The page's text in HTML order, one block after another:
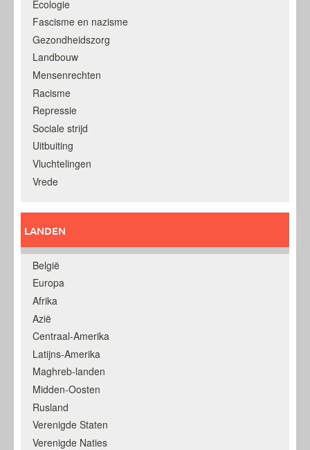
Ecologie
Fascisme en nazisme
Gezondheidszorg
Landbouw
Mensenrechten
Racisme
Repressie
Sociale strijd
Uitbuiting
Vluchtelingen
Vrede
LANDEN
België
Europa
Afrika
Azië
Centraal-Amerika
Latijns-Amerika
Maghreb-landen
Midden-Oosten
Rusland
Verenigde Staten
Verenigde Naties